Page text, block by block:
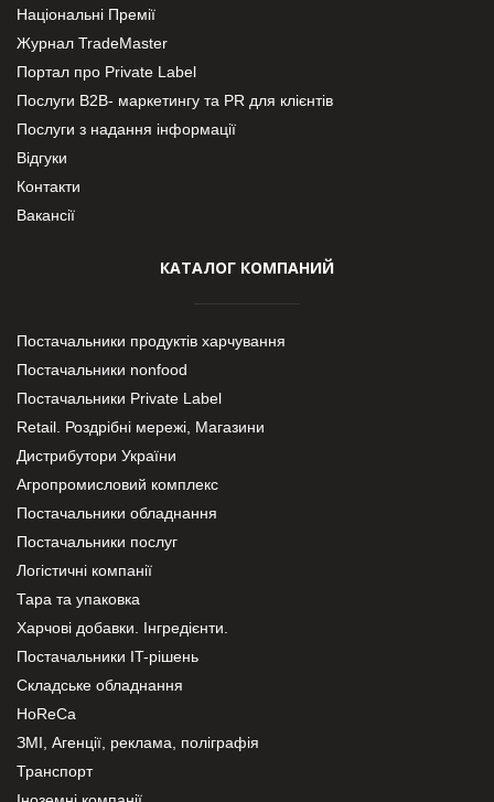
Національні Премії
Журнал TradeMaster
Портал про Private Label
Послуги В2В- маркетингу та PR для клієнтів
Послуги з надання інформації
Відгуки
Контакти
Вакансії
КАТАЛОГ КОМПАНИЙ
Постачальники продуктів харчування
Постачальники nonfood
Постачальники Private Label
Retail. Роздрібні мережі, Магазини
Дистрибутори України
Агропромисловий комплекс
Постачальники обладнання
Постачальники послуг
Логістичні компанії
Тара та упаковка
Харчові добавки. Інгредієнти.
Постачальники IT-рішень
Складське обладнання
HoReCa
ЗМІ, Агенції, реклама, поліграфія
Транспорт